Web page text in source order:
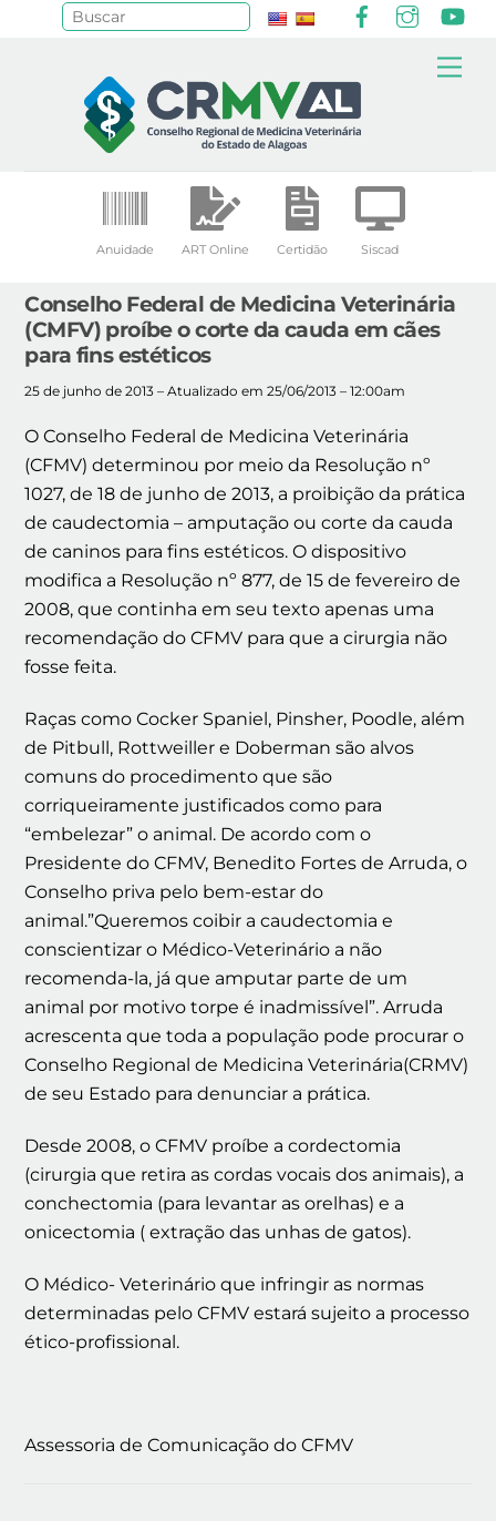
Anuidade ART Online Certidão Siscad
Conselho Federal de Medicina Veterinária
(CMFV) proíbe o corte da cauda em cães
para fins estéticos
25 de junho de 2013 – Atualizado em 25/06/2013 – 12:00am
O Conselho Federal de Medicina Veterinária
(CFMV) determinou por meio da Resolução nº
1027, de 18 de junho de 2013, a proibição da prática
de caudectomia – amputação ou corte da cauda
de caninos para fins estéticos. O dispositivo
modifica a Resolução nº 877, de 15 de fevereiro de
2008, que continha em seu texto apenas uma
recomendação do CFMV para que a cirurgia não
fosse feita.
Raças como Cocker Spaniel, Pinsher, Poodle, além
de Pitbull, Rottweiller e Doberman são alvos
comuns do procedimento que são
corriqueiramente justificados como para
“embelezar” o animal. De acordo com o
Presidente do CFMV, Benedito Fortes de Arruda, o
Conselho priva pelo bem-estar do
animal.”Queremos coibir a caudectomia e
conscientizar o Médico-Veterinário a não
recomenda-la, já que amputar parte de um
animal por motivo torpe é inadmissível”. Arruda
acrescenta que toda a população pode procurar o
Conselho Regional de Medicina Veterinária(CRMV)
de seu Estado para denunciar a prática.
Desde 2008, o CFMV proíbe a cordectomia
(cirurgia que retira as cordas vocais dos animais), a
conchectomia (para levantar as orelhas) e a
onicectomia ( extração das unhas de gatos).
O Médico- Veterinário que infringir as normas
determinadas pelo CFMV estará sujeito a processo
ético-profissional.
Assessoria de Comunicação do CFMV